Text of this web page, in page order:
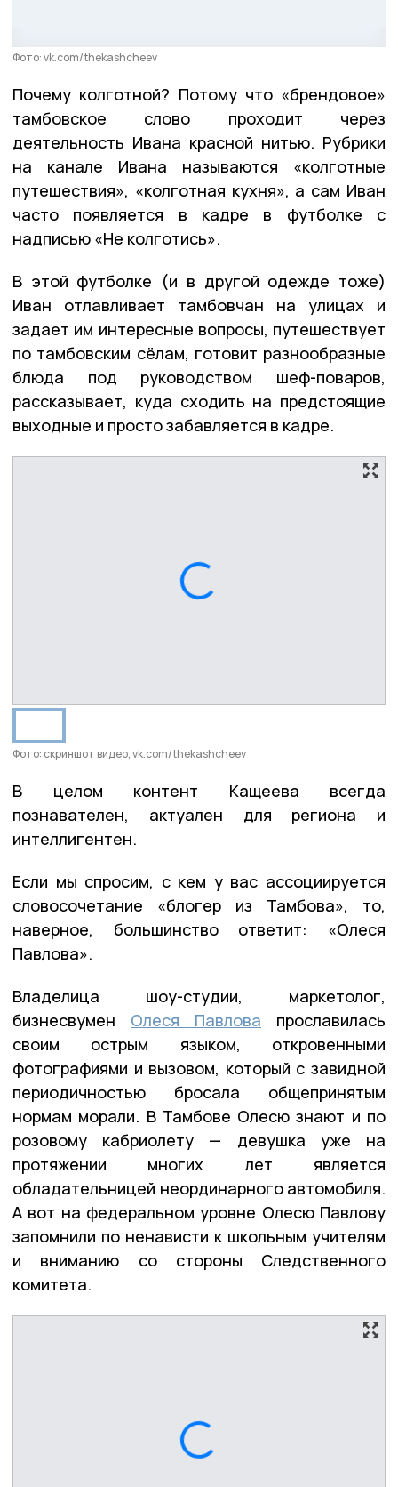
Фото: vk.com/thekashcheev
Почему колготной? Потому что «брендовое»
тамбовское слово проходит через
деятельность Ивана красной нитью. Рубрики
на канале Ивана называются «колготные
путешествия», «колготная кухня», а сам Иван
часто появляется в кадре в футболке с
надписью «Не колготись».
В этой футболке (и в другой одежде тоже)
Иван отлавливает тамбовчан на улицах и
задает им интересные вопросы, путешествует
по тамбовским сёлам, готовит разнообразные
блюда под руководством шеф-поваров,
рассказывает, куда сходить на предстоящие
выходные и просто забавляется в кадре.
Фото: скриншот видео, vk.com/thekashcheev
В целом контент Кащеева всегда
познавателен, актуален для региона и
интеллигентен.
Если мы спросим, с кем у вас ассоциируется
словосочетание «блогер из Тамбова», то,
наверное, большинство ответит: «Олеся
Павлова».
Владелица шоу-студии, маркетолог,
бизнесвумен Олеся Павлова прославилась
своим острым языком, откровенными
фотографиями и вызовом, который с завидной
периодичностью бросала общепринятым
нормам морали. В Тамбове Олесю знают и по
розовому кабриолету — девушка уже на
протяжении многих лет является
обладательницей неординарного автомобиля.
А вот на федеральном уровне Олесю Павлову
запомнили по ненависти к школьным учителям
и вниманию со стороны Следственного
комитета.